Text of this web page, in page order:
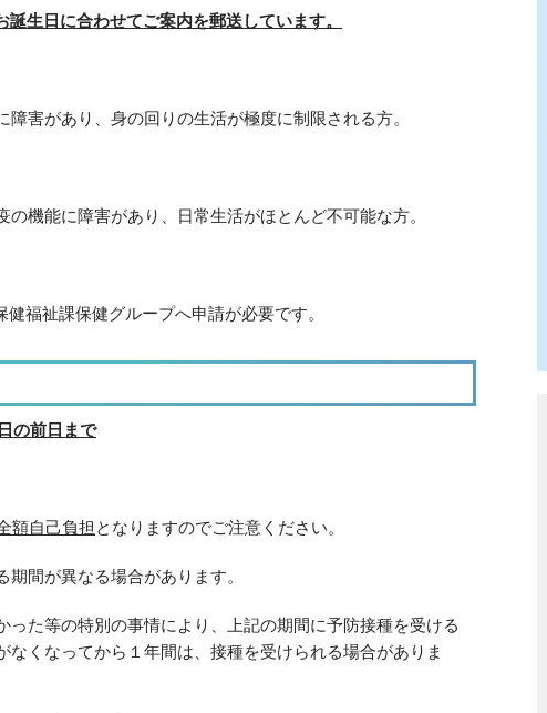
生日に合わせてご案内を郵送しています。
害があり、身の回りの生活が極度に制限される方。
機能に障害があり、日常生活がほとんど不可能な方。
福祉課保健グループへ申請が必要です。
の前日まで
額自己負担 となりますのでご注意ください。
期間が異なる場合があります。
った等の特別の事情により、上記の期間に予防接種を受ける
なくなってから１年間は、接種を受けられる場合がありま